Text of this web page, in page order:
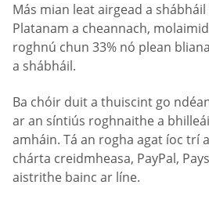
Más mian leat airgead a
Platanam a cheannach,
roghnú chun 33% nó plean
a shábháil.
Ba chóir duit a thuiscint go
ar an síntiús roghnaithe a
amháin. Tá an rogha agat íoc trí
chárta creidmheasa, PayPal,
aistrithe bainc ar líne.